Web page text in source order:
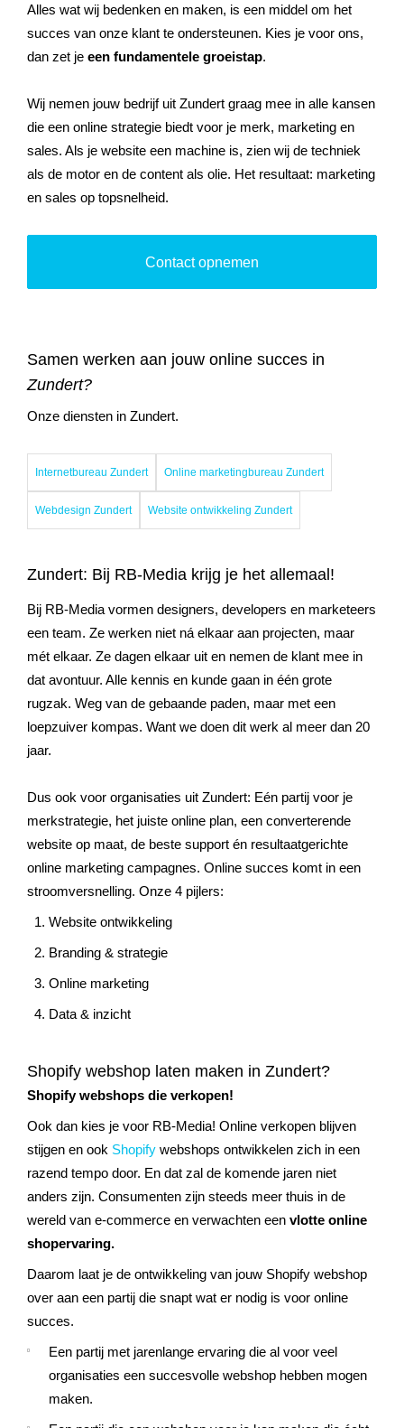
Alles wat wij bedenken en maken, is een middel om het
succes van onze klant te ondersteunen. Kies je voor ons,
dan zet je een fundamentele groeistap.
Wij nemen jouw bedrijf uit Zundert graag mee in alle kansen
die een online strategie biedt voor je merk, marketing en
sales. Als je website een machine is, zien wij de techniek
als de motor en de content als olie. Het resultaat: marketing
en sales op topsnelheid.
Contact opnemen
Samen werken aan jouw online succes in
Zundert?
Onze diensten in Zundert.
Internetbureau Zundert Online marketingbureau Zundert
Webdesign Zundert Website ontwikkeling Zundert
Zundert: Bij RB-Media krijg je het allemaal!
Bij RB-Media vormen designers, developers en marketeers
een team. Ze werken niet ná elkaar aan projecten, maar
mét elkaar. Ze dagen elkaar uit en nemen de klant mee in
dat avontuur. Alle kennis en kunde gaan in één grote
rugzak. Weg van de gebaande paden, maar met een
loepzuiver kompas. Want we doen dit werk al meer dan 20
jaar.
Dus ook voor organisaties uit Zundert: Eén partij voor je
merkstrategie, het juiste online plan, een converterende
website op maat, de beste support én resultaatgerichte
online marketing campagnes. Online succes komt in een
stroomversnelling. Onze 4 pijlers:
Website ontwikkeling
Branding & strategie
Online marketing
Data & inzicht
Shopify webshop laten maken in Zundert?
Shopify webshops die verkopen!
Ook dan kies je voor RB-Media! Online verkopen blijven
stijgen en ook Shopify webshops ontwikkelen zich in een
razend tempo door. En dat zal de komende jaren niet
anders zijn. Consumenten zijn steeds meer thuis in de
wereld van e-commerce en verwachten een vlotte online
shopervaring.
Daarom laat je de ontwikkeling van jouw Shopify webshop
over aan een partij die snapt wat er nodig is voor online
succes.
Een partij met jarenlange ervaring die al voor veel
organisaties een succesvolle webshop hebben mogen
maken.